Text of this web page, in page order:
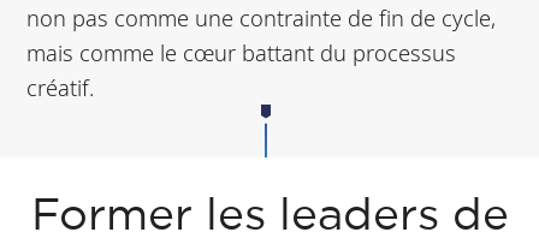
non pas comme une contrainte de fin de cycle,
mais comme le cœur battant du processus
créatif.
Former les leaders de